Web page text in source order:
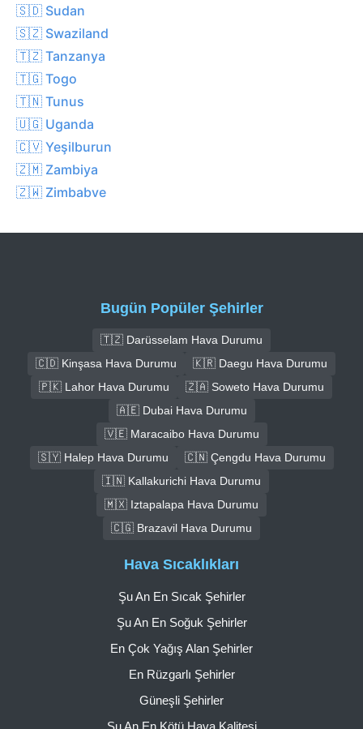
🇸🇩 Sudan
🇸🇿 Swaziland
🇹🇿 Tanzanya
🇹🇬 Togo
🇹🇳 Tunus
🇺🇬 Uganda
🇨🇻 Yeşilburun
🇿🇲 Zambiya
🇿🇼 Zimbabve
Bugün Popüler Şehirler
🇹🇿 Darüsselam Hava Durumu
🇨🇩 Kinşasa Hava Durumu
🇰🇷 Daegu Hava Durumu
🇵🇰 Lahor Hava Durumu
🇿🇦 Soweto Hava Durumu
🇦🇪 Dubai Hava Durumu
🇻🇪 Maracaibo Hava Durumu
🇸🇾 Halep Hava Durumu
🇨🇳 Çengdu Hava Durumu
🇮🇳 Kallakurichi Hava Durumu
🇲🇽 Iztapalapa Hava Durumu
🇨🇬 Brazavil Hava Durumu
Hava Sıcaklıkları
Şu An En Sıcak Şehirler
Şu An En Soğuk Şehirler
En Çok Yağış Alan Şehirler
En Rüzgarlı Şehirler
Güneşli Şehirler